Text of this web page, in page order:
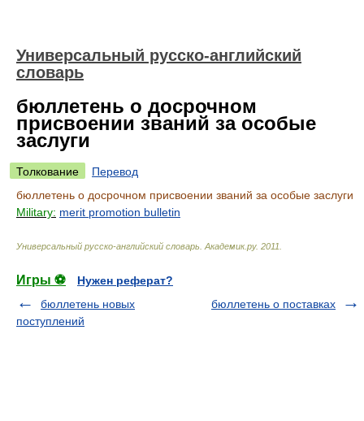
Универсальный русско-английский
словарь
бюллетень о досрочном
присвоении званий за особые
заслуги
Толкование
Перевод
бюллетень о досрочном присвоении званий за особые заслуги
Military: merit promotion bulletin
Универсальный русско-английский словарь Академик.ру. 2011
Игры ⚽
Нужен реферат?
бюллетень новых
поступлений
бюллетень о поставках